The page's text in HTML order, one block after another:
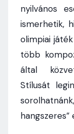
nyilvános
ismerhetik,
olimpiai
több
által
Stílusát
hangszeres”